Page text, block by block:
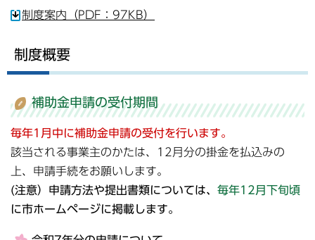
制度案内（PDF：97KB）
制度概要
補助金申請の受付期間
毎年1月中に補助金申請の受付を行います。
該当される事業主のかたは、12月分の掛金を払込みの
上、申請手続をお願いします。
(注意）申請方法や提出書類については、 毎年12月下旬頃
に市ホームページに掲載します。